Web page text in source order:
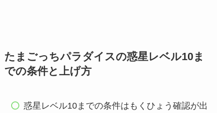
たまごっちパラダイスの惑星レベル10ま
での条件と上げ方
惑星レベル10までの条件はもくひょう確認が出